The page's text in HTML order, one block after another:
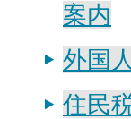
案内
外国
住民